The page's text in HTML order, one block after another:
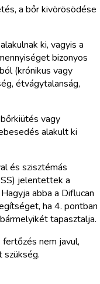
a bőr kivörösödése
ki, vagyis a
bizonyos
(krónikus vagy
étvágytalanság,
vagy
alakult ki
és szisztémás
jelentettek a
abba a Diflucan
ha 4. pontban
tapasztalja.
nem javul,
szükség.